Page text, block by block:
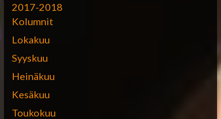
2017-2018
Kolumnit
Lokakuu
Syyskuu
Heinäkuu
Kesäkuu
Toukokuu